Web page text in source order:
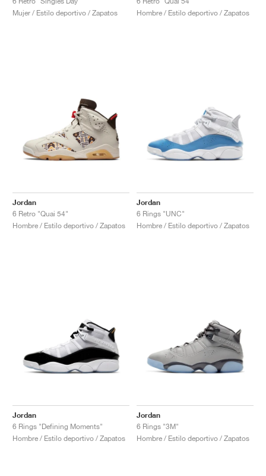
Mujer / Estilo deportivo / Zapatos
Hombre / Estilo deportivo / Zapatos
Jordan
6 Retro "Quai 54"
Hombre / Estilo deportivo / Zapatos
Jordan
6 Rings "UNC"
Hombre / Estilo deportivo / Zapatos
Jordan
6 Rings "Defining Moments"
Hombre / Estilo deportivo / Zapatos
Jordan
6 Rings "3M"
Hombre / Estilo deportivo / Zapatos